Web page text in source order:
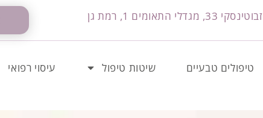
זבוטינסקי 33, מגדלי התאומים 1, רמת גן
טיפולים טבעיים שיטות טיפול עיסוי רפואי